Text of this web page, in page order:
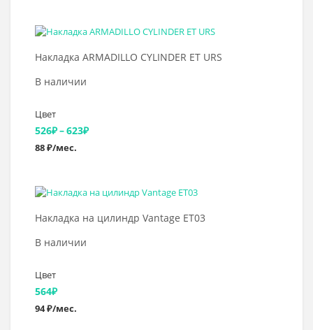
Накладка ARMADILLO CYLINDER ET URS
В наличии
Цвет
526₽–623₽Диапазон
–
623₽
88 ₽/мес.
Выбрать >
Накладка на цилиндр Vantage ET03
В наличии
Цвет
564₽
94 ₽/мес.
Выбрать >